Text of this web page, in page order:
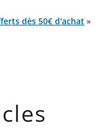
dès 50€ d'achat »